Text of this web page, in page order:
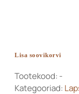
Lisa soovikorvi
Tootekood: -
Kategooriad: